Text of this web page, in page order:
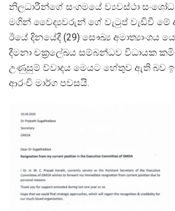
නිලධාරීන්ගේ සංගමයේ ව්‍යවස්ථා
මගින් වෛද්‍යවරුන් ගේ වැටුප් වැඩිවී මේ
ඊයේ දිනයේදී (29) සෞඛ්‍ය අමාත්‍යාංශය
දීමනා චක්‍රලේඛය සම්බන්ධව විධායක
උණුසුම් ව්වාදය මෙයට හේතුව ඇති බව
ආරංචි මාර්ග පවසයි.